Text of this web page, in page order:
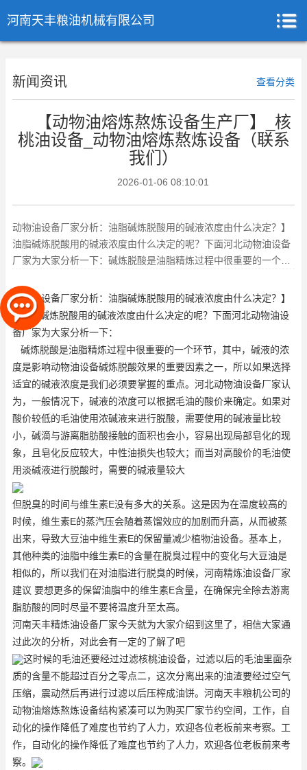
河南天丰粮油机械有限公司
新闻资讯 查看分类
【动物油熔炼熬炼设备生产厂】_核
桃油设备_动物油熔炼熬炼设备（联系
我们）
2026-01-06 08:10:01
动物油设备厂家分析：油脂碱炼脱酸用的碱液浓度由什么决定？】
油脂碱炼脱酸用的碱液浓度由什么决定的呢？下面河北动物油设备
厂家为大家分析一下：碱炼脱酸是油脂精炼过程中很重要的一个环
动物油设备厂家分析：油脂碱炼脱酸用的碱液浓度由什么决定？】
油脂碱炼脱酸用的碱液浓度由什么决定的呢？下面河北动物油设
备厂家为大家分析一下：
碱炼脱酸是油脂精炼过程中很重要的一个环节，其中，碱液的浓
度是影响动物油设备碱炼脱酸效果的重要因素之一，所以如果选择
适宜的碱液浓度是我们必须要掌握的重点。河北动物油设备厂家认
为，一般情况下，碱液的浓度可以根据毛油的酸价来确定。如果对
酸价较低的毛油使用浓碱液来进行脱酸，需要使用的碱液量比较
小，碱滴与游离脂肪酸接触的面积也会小，容易出现局部皂化的现
象，且皂化反应较大，中性油损失也较大；而当对高酸价的毛油使
用淡碱液进行脱酸时，需要的碱液量较大
但脱臭的时间与维生素E没有多大的关系。这是因为在温度较高的
时候，维生素E的蒸汽压会随着蒸馏效应的加剧而升高，从而被蒸
出来，导致大豆油中维生素E的保留量减少植物油设备。基本上，
其他种类的油脂中维生素E的含量在脱臭过程中的变化与大豆油是
相似的，所以我们在对油脂进行脱臭的时候，河南精炼油设备厂家
建议 要想更多的保留油脂中的维生素E含量，在确保完全除去游离
脂肪酸的同时尽量不要将温度升至太高。
河南天丰精炼油设备厂家今天就为大家介绍到这里了，相信大家通
过此次的分析，对此会有一定的了解了吧
这时候的毛油还要经过过滤核桃油设备，过滤以后的毛油里面杂
质的含量不能超过百分之零点二，这次分离出来的油渣要经过空气
压缩，震动然后再进行过滤以后压榨成油饼。河南天丰粮机公司的
动物油熔炼熬炼设备结构紧凑可以为购买厂家节约空间，工作，自
动化的操作降低了难度也节约了人力，欢迎各位老板前来考察。工
作，自动化的操作降低了难度也节约了人力，欢迎各位老板前来考
察。